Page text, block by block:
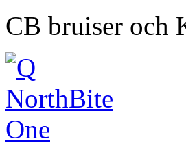
CB bruiser och